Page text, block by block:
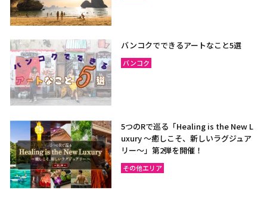
パタヤ（チョンブリー）
サケーオ
プラーチーンブリー
サムットプラカーン
バンコク
サムットソンクラーム
アユタヤ
カンチャナブリー
バンコクでできるアートなこと5選
バンコク
5つのRで巡る「Healing is the New L
uxury ～癒しこそ、新しいラグジュア
リー〜」第2弾を開催！
その他エリア